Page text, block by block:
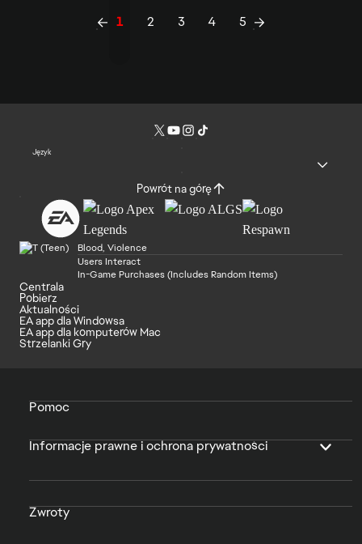
1 2 3 4 5
Język
Powrót na górę
Blood, Violence
Users Interact
In-Game Purchases (Includes Random Items)
Centrala
Pobierz
Aktualności
EA app dla Windowsa
EA app dla komputerów Mac
Strzelanki Gry
Pomoc
Informacje prawne i ochrona prywatności
Zwroty